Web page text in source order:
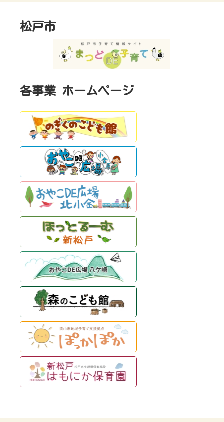
松戸市
各事業 ホームページ